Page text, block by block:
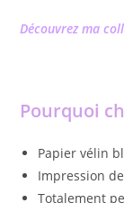
Découvrez ma
Pourquoi
Papier vélin
Impression
Totalement